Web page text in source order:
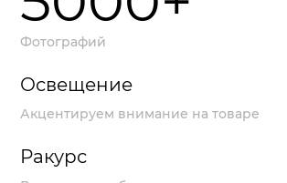
Фотографий
Освещение
Акцентируем внимание на товаре
Ракурс